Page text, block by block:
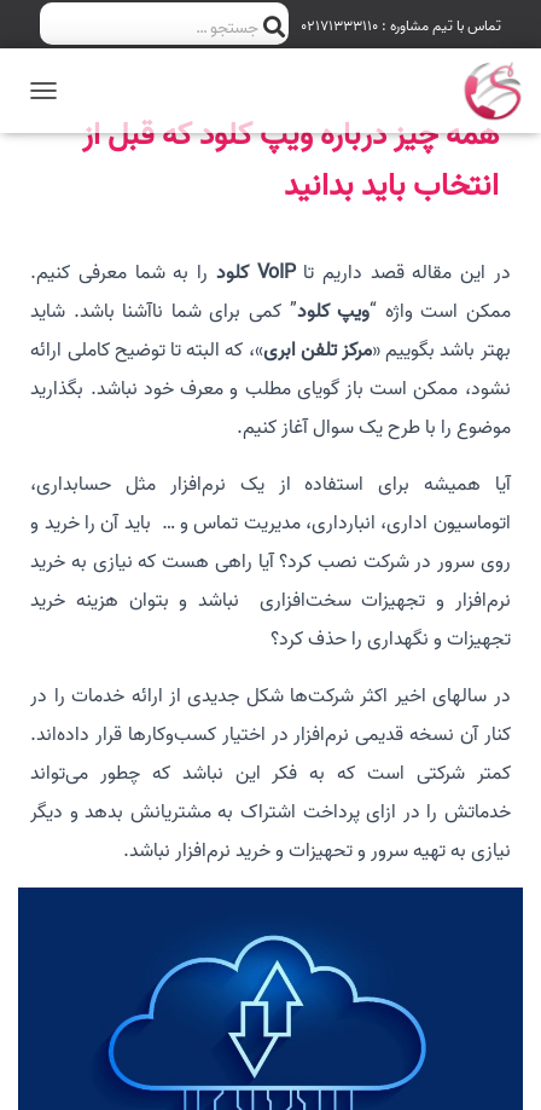
تماس با تیم مشاوره : 02171333110
ب
ر
جستجو …
O
A
I
G
T
همه چیز درباره ویپ کلود که قبل از
انتخاب باید بدانید
در این مقاله قصد داریم تاVoIP کلود را به شما معرفی کنیم.
ممکن است واژه “ویپ کلود” کمی برای شما ناآشنا باشد. شاید
بهتر باشد بگوییم «مرکز تلفن ابری»، که البته تا توضیح کاملی ارائه
نشود، ممکن است باز گویای مطلب و معرف خود نباشد. بگذارید
موضوع را با طرح یک سوال آغاز کنیم.
آیا همیشه برای استفاده از یک نرم‌افزار مثل حسابداری،
اتوماسیون اداری، انبارداری، مدیریت تماس و … باید آن را خرید و
روی سرور در شرکت نصب کرد؟ آیا راهی هست که نیازی به خرید
نرم‌افزار و تجهیزات سخت‌افزاری نباشد و بتوان هزینه خرید
تجهیزات و نگهداری را حذف کرد؟
در سالهای اخیر اکثر شرکت‌ها شکل جدیدی از ارائه خدمات را در
کنار آن نسخه قدیمی نرم‌افزار در اختیار کسب‌و‌کارها قرار داده‌اند.
کمتر شرکتی است که به فکر این نباشد که چطور می‌تواند
خدماتش را در ازای پرداخت اشتراک به مشتریانش بدهد و دیگر
نیازی به تهیه سرور و تحهیزات و خرید نرم‌افزار نباشد.